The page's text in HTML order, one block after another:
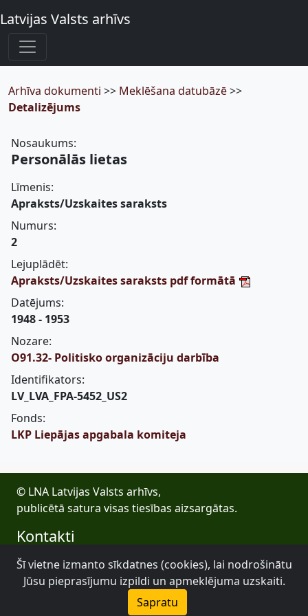
Latvijas Valsts arhīvs
Arhīva dokumenti >> Meklēšana datubāzē>>
Detalizējums
Nosaukums:
Personālās lietas
Līmenis:
Apraksts/Uzskaites saraksts
Numurs:
2
Lejuplādēt:
Apraksts/Uzskaites saraksts pdf formātā
Datējums:
1948 - 1953
Nozare:
O91.32- Politisko organizāciju darbība
Identifikators:
LV_LVA_FPA-5452_US2
Fonds:
LKP Liepājas apgabala komiteja
© LNA Latvijas Valsts arhīvs,
publicētā satura visas tiesības aizsargātas.
Kontakti
E-pasts: lva@arhivi.gov.lv
Tālrunis: +371 20027447
Bezdelīgu 1A, Rīga
Šī vietne izmanto sīkdatnes (cookies), lai nodrošinātu
Jūsu pieprasījumu izpildi un apmeklējuma uzskaiti.
Sapratu